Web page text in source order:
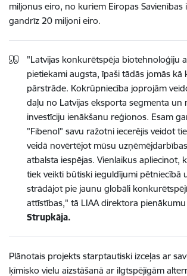
miljonus eiro, no kuriem Eiropas Savienības
gandrīz 20 miljoni eiro.
"Latvijas konkurētspēja biotehnoloģiju
pietiekami augsta, īpaši tādās jomās kā
pārstrāde. Kokrūpniecība joprojām
daļu no Latvijas eksporta segmenta un
investīciju ienākšanu reģionos. Esam
"Fibenol" savu ražotni iecerējis veidot
veidā novērtējot mūsu
atbalsta iespējas. Vienlaikus apliecinot,
tiek veikti būtiski ieguldījumi pētniecībā
strādājot pie jaunu globāli
attīstības," tā LIAA direktora
Strupkāja.
Plānotais projekts starptautiski izceļas ar
ķīmisko vielu aizstāšanā ar ilgtspējīgām